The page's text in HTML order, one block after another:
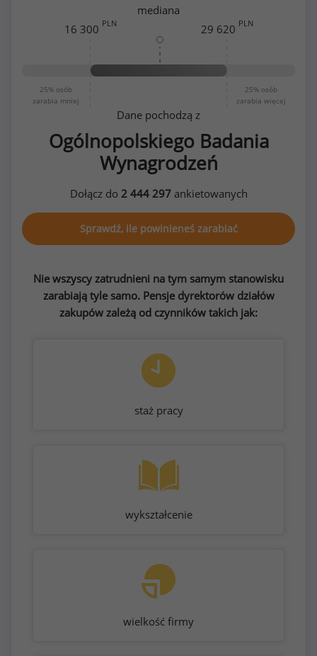
mediana
25% osób
zarabia mniej
25% osób
zarabia więcej
16 300 PLN 29 620 PLN
Dane pochodzą z
Ogólnopolskiego Badania
Wynagrodzeń
Dołącz do 2 444 297ankietowanych
Sprawdź, ile powinieneś zarabiać
Nie wszyscy zatrudnieni na tym samym stanowisku
zarabiają tyle samo. Pensje dyrektorów działów
zakupów zależą od czynników takich jak:
staż pracy
wykształcenie
wielkość firmy